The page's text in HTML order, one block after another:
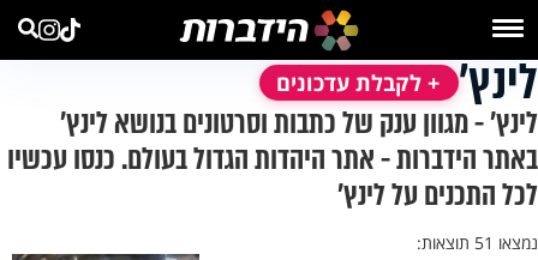
לינץ' + לקבלת עדכונים
לינץ' - מגוון ענק של כתבות וסרטונים בנושא לינץ'
באתר הידברות - אתר היהדות הגדול בעולם. כנסו עכשיו
לכל התכנים על לינץ'
נמצאו 51 תוצאות: